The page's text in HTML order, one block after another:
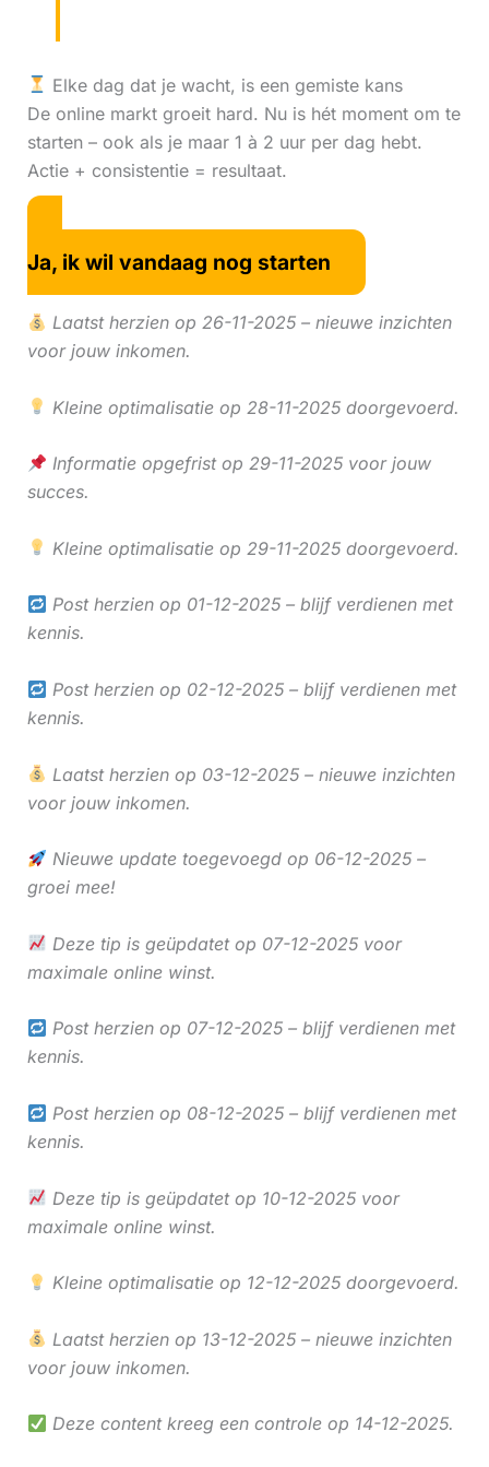
Elke dag dat je wacht, is een gemiste kans
De online markt groeit hard. Nu is hét moment om te
starten – ook als je maar 1 à 2 uur per dag hebt.
Actie + consistentie = resultaat.
Ja, ik wil vandaag nog starten
Laatst herzien op 26-11-2025 – nieuwe inzichten
voor jouw inkomen.
Kleine optimalisatie op 28-11-2025 doorgevoerd.
Informatie opgefrist op 29-11-2025 voor jouw
succes.
Kleine optimalisatie op 29-11-2025 doorgevoerd.
Post herzien op 01-12-2025 – blijf verdienen met
kennis.
Post herzien op 02-12-2025 – blijf verdienen met
kennis.
Laatst herzien op 03-12-2025 – nieuwe inzichten
voor jouw inkomen.
Nieuwe update toegevoegd op 06-12-2025 –
groei mee!
Deze tip is geüpdatet op 07-12-2025 voor
maximale online winst.
Post herzien op 07-12-2025 – blijf verdienen met
kennis.
Post herzien op 08-12-2025 – blijf verdienen met
kennis.
Deze tip is geüpdatet op 10-12-2025 voor
maximale online winst.
Kleine optimalisatie op 12-12-2025 doorgevoerd.
Laatst herzien op 13-12-2025 – nieuwe inzichten
voor jouw inkomen.
Deze content kreeg een controle op 14-12-2025.